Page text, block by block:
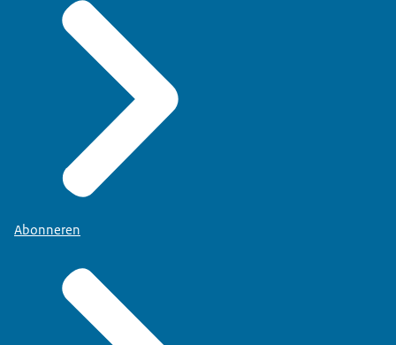
Abonneren